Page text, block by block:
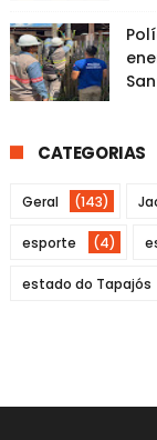
CATEGORIAS
Geral (143)
esporte (4)
estado do Tapajós